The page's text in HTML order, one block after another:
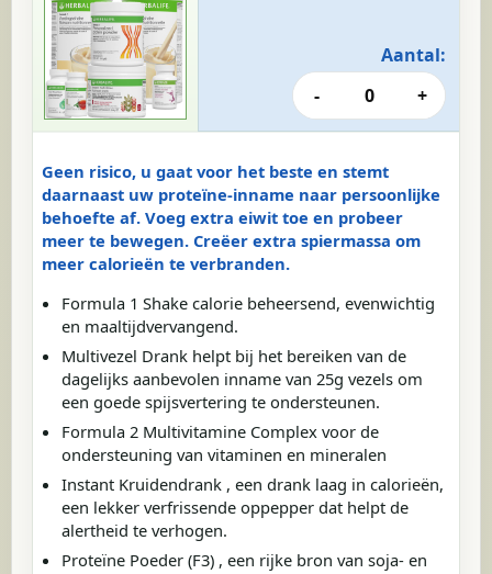
Geen risico, u gaat voor het beste en stemt
daarnaast uw proteïne-inname naar persoonlijke
behoefte af. Voeg extra eiwit toe en probeer
meer te bewegen. Creëer extra spiermassa om
meer calorieën te verbranden.
Formula 1 Shake calorie beheersend, evenwichtig
en maaltijdvervangend.
Multivezel Drank helpt bij het bereiken van de
dagelijks aanbevolen inname van 25g vezels om
een goede spijsvertering te ondersteunen.
Formula 2 Multivitamine Complex voor de
ondersteuning van vitaminen en mineralen
Instant Kruidendrank , een drank laag in calorieën,
een lekker verfrissende oppepper dat helpt de
alertheid te verhogen.
Proteïne Poeder (F3) , een rijke bron van soja- en
Aantal:
-
0 +